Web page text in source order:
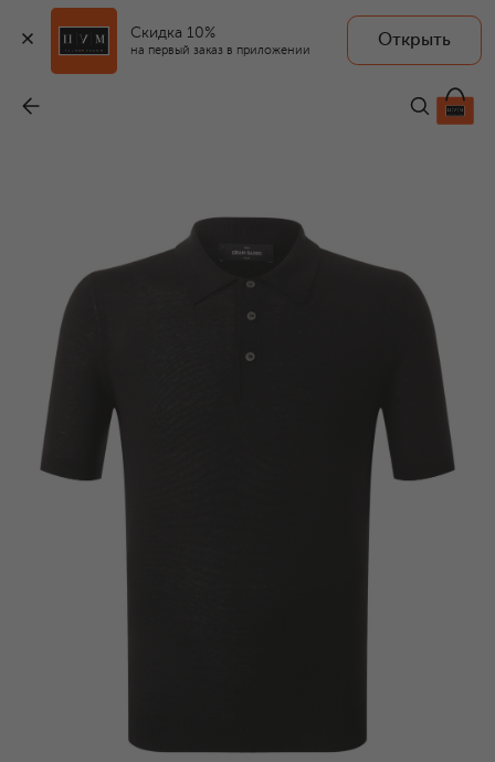
Скидка 10%
на первый заказ в приложении
Открыть
32 200 ₽